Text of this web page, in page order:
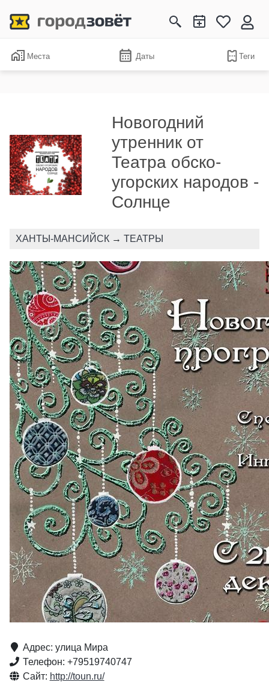
Места Даты Теги
Новогодний
утренник от
Театра обско-
угорских народов -
Солнце
ХАНТЫ-МАНСИЙСК → ТЕАТРЫ
Адрес: улица Мира
Телефон: +79519740747
Сайт: http://toun.ru/